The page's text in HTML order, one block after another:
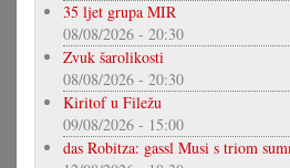
35 ljet grupa MIR
08/08/2026 - 20:30
Zvuk šarolikosti
08/08/2026 - 20:30
Kiritof u Filežu
09/08/2026 - 15:00
das Robitza: gassl Musi s triom